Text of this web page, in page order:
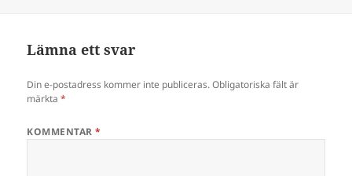
Lämna ett svar
Din e-postadress kommer inte publiceras. Obligatoriska fält är
märkta*
KOMMENTAR*